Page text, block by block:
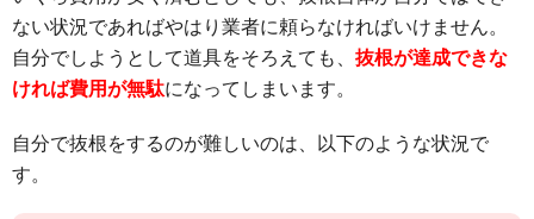
ない状況であればやはり業者に頼らなければいけません。
自分でしようとして道具をそろえても、 抜根が達成できな
ければ費用が無駄になってしまいます。
自分で抜根をするのが難しいのは、以下のような状況で
す。